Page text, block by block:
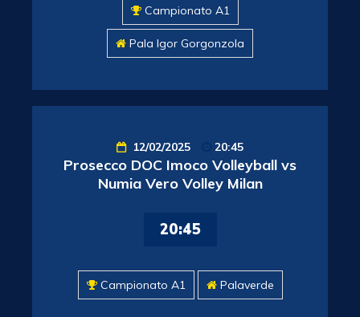
Campionato A1
Pala Igor Gorgonzola
12/02/2025 20:45
Prosecco DOC Imoco Volleyball vs
Numia Vero Volley Milan
20:45
Campionato A1 Palaverde